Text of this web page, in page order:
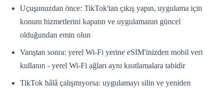
Uçuşunuzdan önce: TikTok'tan çıkış yapın, uygulama için
konum hizmetlerini kapatın ve uygulamanın güncel
olduğundan emin olun
Varıştan sonra: yerel Wi-Fi yerine eSIM'inizden mobil veri
kullanın - yerel Wi-Fi ağları aynı kısıtlamalara tabidir
TikTok hâlâ çalışmıyorsa: uygulamayı silin ve yeniden